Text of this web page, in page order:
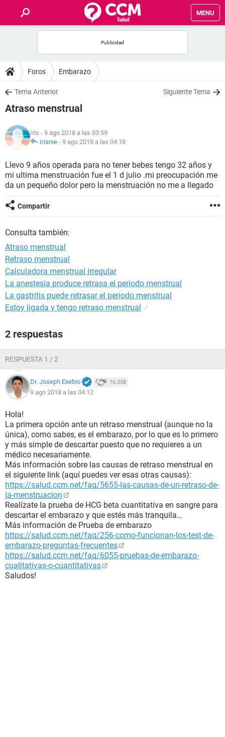
MENU
FOROS
SALUD
NUTRICIÓN
BIENESTAR
Foros Embarazo
Tema Anterior Siguiente Tema
Atraso menstrual
Iris - 9 ago 2018 a las 03:59
Irianie - 9 ago 2018 a las 04:18
Llevo 9 años operada para no tener bebes tengo 32 años y
mi ultima menstruación fue el 1 d julio .mi preocupación me
da un pequeño dolor pero la menstruación no me a llegado
Compartir
Consulta también:
Atraso menstrual
Retraso menstrual
Calculadora menstrual irregular
La anestesia produce retrasa el periodo menstrual
La gastritis puede retrasar el periodo menstrual
Estoy ligada y tengo retraso menstrual ✓
2 respuestas
RESPUESTA 1 / 2
Dr. Joseph Exebio 16.358
9 ago 2018 a las 04:12
Hola!
La primera opción ante un retraso menstrual (aunque no la
única), como sabes, es el embarazo, por lo que es lo primero
y más simple de descartar puesto que no requieres a un
médico necesariamente.
Más información sobre las causas de retraso menstrual en
el siguiente link (aquí puedes ver esas otras causas):
https://salud.ccm.net/faq/5655-las-causas-de-un-retraso-de-
la-menstruacion
Realízate la prueba de HCG beta cuantitativa en sangre para
descartar el embarazo y que estés más tranquila…
Más información de Prueba de embarazo
https://salud.ccm.net/faq/256-como-funcionan-los-test-de-
embarazo-preguntas-frecuentes
https://salud.ccm.net/faq/6055-pruebas-de-embarazo-
cualitativas-o-cuantitativas
Saludos!